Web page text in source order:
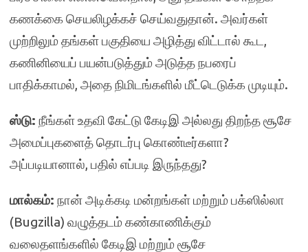
கணக்கை செயலிழக்கச் செய்வதுதான். அவர்கள்
முற்றிலும் தங்கள் பகுதியை அழித்து விட்டால் கூட,
கணினியைப் பயன்படுத்தும் அடுத்த நபரைப்
பாதிக்காமல், அதை நிமிடங்களில் மீட்டெடுக்க முடியும்.
ஸ்டு: நீங்கள் உதவி கேட்டு கேடிஇ அல்லது திறந்த சூசே
அமைப்புகளைத் தொடர்பு கொண்டீர்களா?
அப்படியானால், பதில் எப்படி இருந்தது?
மால்கம்: நான் அடிக்கடி மன்றங்கள் மற்றும் பக்ஸில்லா
(Bugzilla) வழுத்தடம் கண்காணிக்கும்
வலைதளங்களில் கேடிஇ மற்றும் சூசே